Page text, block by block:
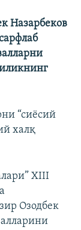
Назарбеков
“сиёсий
халқ
XIII
Озодбек